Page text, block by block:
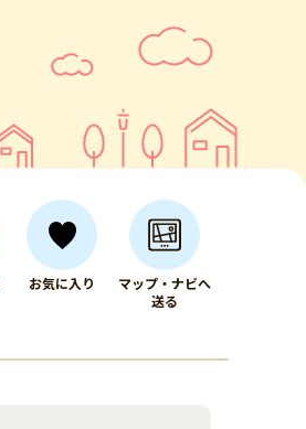
お気に入り
マップ・ナビへ
送る